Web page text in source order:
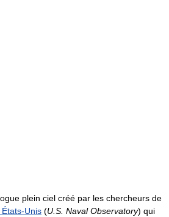
plein ciel créé par les chercheurs de
Unis (U.S. Naval Observatory) qui